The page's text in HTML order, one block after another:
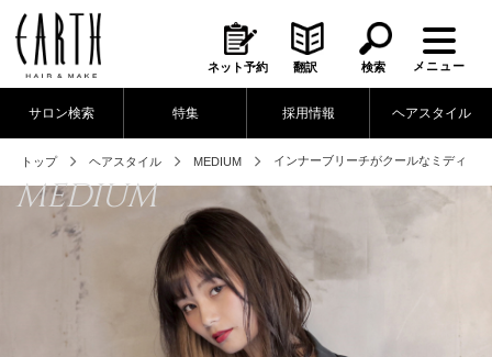
ネット予約 翻訳 検索 メニュー
サロン検索 特集 採用情報 ヘアスタイル
トップ ヘアスタイル MEDIUM インナーブリーチがクールなミディ
MEDIUM